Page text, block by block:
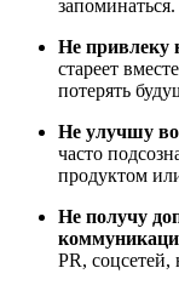
запоминаться.
Не привлеку
стареет
потерять
Не улучшу
часто
продуктом
Не получу
PR, соцсетей,